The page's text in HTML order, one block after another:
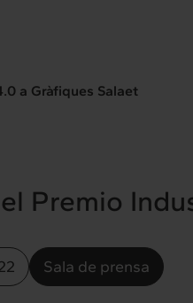
a Gràfiques Salaet
Premio
Sala de prensa